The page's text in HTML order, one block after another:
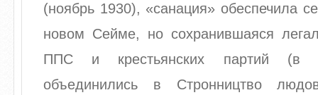
(ноябрь 1930), «санация» обеспечила
новом Сейме, но сохранившаяся
ППС и крестьянских партий (в
объединились в Стронництво